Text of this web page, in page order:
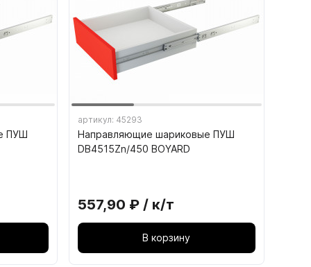
15. СТУЛЬЯ И ТАБУРЕТЫ
15.4. Сиденья для стульев
ПУШ
артикул: 45293
Направляющие шариковые ПУШ
DB4515Zn/450 BOYARD
557,90 ₽ / к/т
В корзину